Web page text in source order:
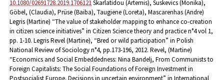
10.1080/02691728.2019.1706121Skarlatidou (Artemis), Suskevics (Monika),
Göbel, (Claudia), Prüse (Baiba), Taugiene (Loreta), Mascarenhas (Andre)
Legris (Martine) “The value of stakeholder mapping to enhance co-creation
in citizen science initiatives” in Citizen Science theory and practice n°4 vol 1,
pp. 1-10. Legris Revel (Martine), “Bred or wild participation” in Polish
National Review of Sociology n°4, pp.173-196, 2012. Revel, (Martine)
“Economics and Social Embeddedness: Nina Bandelj, From Communists to
Foreign Capitalists: The Social Foundations of Foreign Investment in